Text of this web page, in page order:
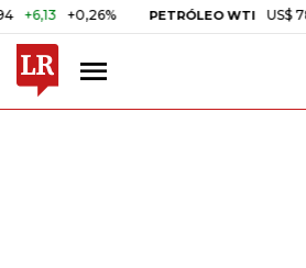
+0,26% PETRÓLEO WTI US$ 78,01